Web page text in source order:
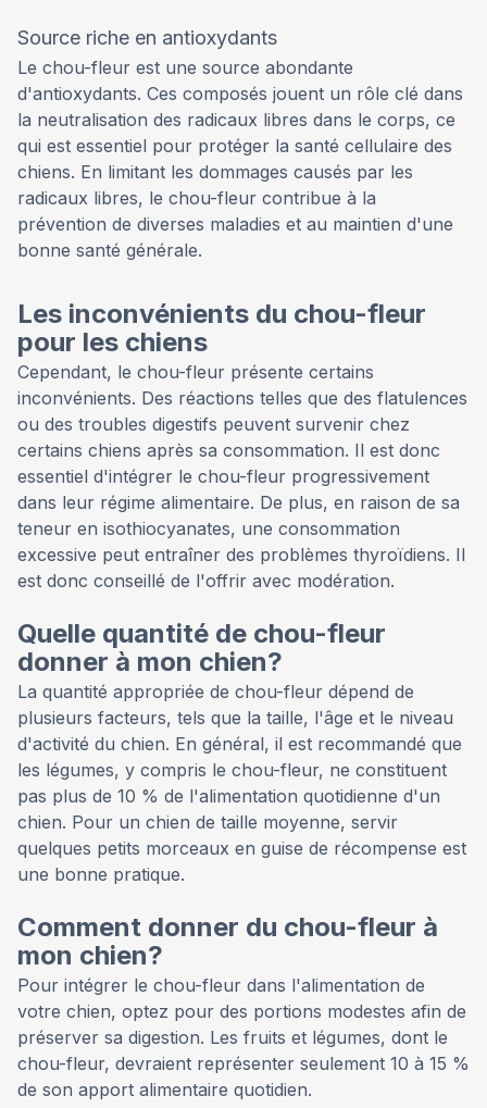
Source riche en antioxydants
Le chou-fleur est une source abondante
d'antioxydants. Ces composés jouent un rôle clé dans
la neutralisation des radicaux libres dans le corps, ce
qui est essentiel pour protéger la santé cellulaire des
chiens. En limitant les dommages causés par les
radicaux libres, le chou-fleur contribue à la
prévention de diverses maladies et au maintien d'une
bonne santé générale.
Les inconvénients du chou-fleur
pour les chiens
Cependant, le chou-fleur présente certains
inconvénients. Des réactions telles que des flatulences
ou des troubles digestifs peuvent survenir chez
certains chiens après sa consommation. Il est donc
essentiel d'intégrer le chou-fleur progressivement
dans leur régime alimentaire. De plus, en raison de sa
teneur en isothiocyanates, une consommation
excessive peut entraîner des problèmes thyroïdiens. Il
est donc conseillé de l'offrir avec modération.
Quelle quantité de chou-fleur
donner à mon chien?
La quantité appropriée de chou-fleur dépend de
plusieurs facteurs, tels que la taille, l'âge et le niveau
d'activité du chien. En général, il est recommandé que
les légumes, y compris le chou-fleur, ne constituent
pas plus de 10 % de l'alimentation quotidienne d'un
chien. Pour un chien de taille moyenne, servir
quelques petits morceaux en guise de récompense est
une bonne pratique.
Comment donner du chou-fleur à
mon chien?
Pour intégrer le chou-fleur dans l'alimentation de
votre chien, optez pour des portions modestes afin de
préserver sa digestion. Les fruits et légumes, dont le
chou-fleur, devraient représenter seulement 10 à 15 %
de son apport alimentaire quotidien.